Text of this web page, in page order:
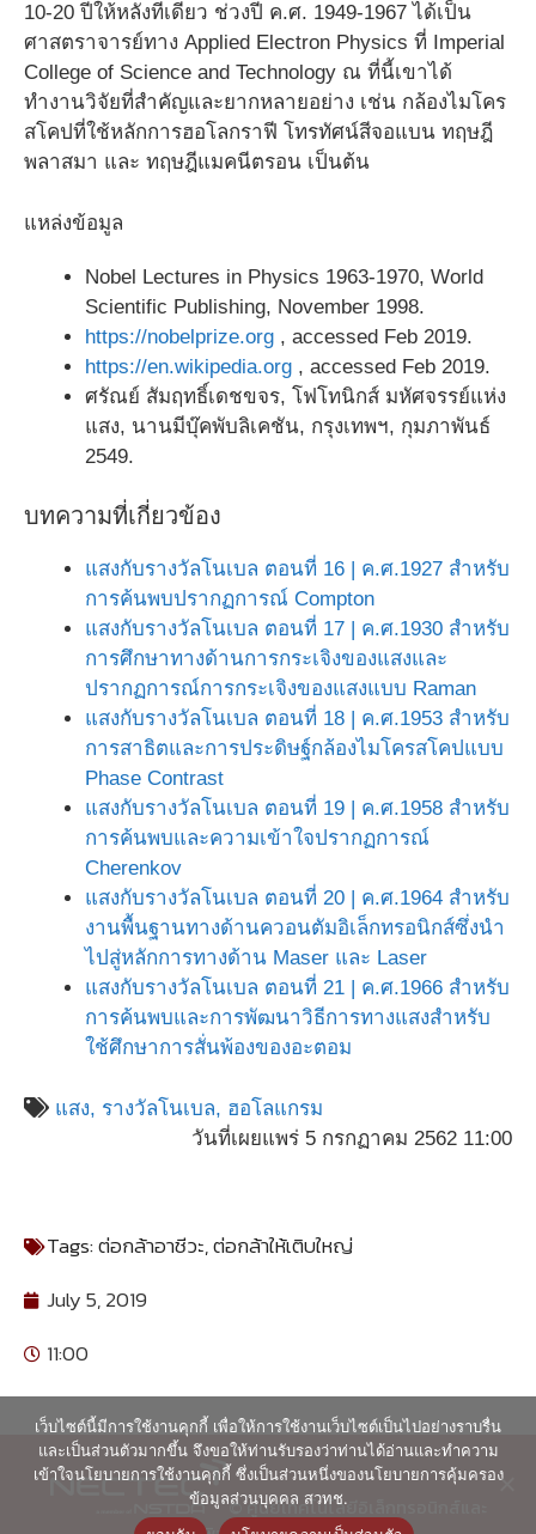
10-20 ปีให้หลังทีเดียว ช่วงปี ค.ศ. 1949-1967 ได้เป็น
ศาสตราจารย์ทาง Applied Electron Physics ที่ Imperial
College of Science and Technology ณ ที่นี้เขาได้
ทำงานวิจัยที่สำคัญและยากหลายอย่าง เช่น กล้องไมโคร
สโคปที่ใช้หลักการฮอโลกราฟี โทรทัศน์สีจอแบน ทฤษฎี
พลาสมา และ ทฤษฎีแมคนีตรอน เป็นต้น
แหล่งข้อมูล
Nobel Lectures in Physics 1963-1970, World
Scientific Publishing, November 1998.
https://nobelprize.org , accessed Feb 2019.
https://en.wikipedia.org , accessed Feb 2019.
ศรัณย์ สัมฤทธิ์เดชขจร, โฟโทนิกส์ มหัศจรรย์แห่ง
แสง, นานมีบุ๊คพับลิเคชัน, กรุงเทพฯ, กุมภาพันธ์
2549.
บทความที่เกี่ยวข้อง
แสงกับรางวัลโนเบล ตอนที่ 16 | ค.ศ.1927 สำหรับ
การค้นพบปรากฏการณ์ Compton
แสงกับรางวัลโนเบล ตอนที่ 17 | ค.ศ.1930 สำหรับ
การศึกษาทางด้านการกระเจิงของแสงและ
ปรากฏการณ์การกระเจิงของแสงแบบ Raman
แสงกับรางวัลโนเบล ตอนที่ 18 | ค.ศ.1953 สำหรับ
การสาธิตและการประดิษฐ์กล้องไมโครสโคปแบบ
Phase Contrast
แสงกับรางวัลโนเบล ตอนที่ 19 | ค.ศ.1958 สำหรับ
การค้นพบและความเข้าใจปรากฏการณ์
Cherenkov
แสงกับรางวัลโนเบล ตอนที่ 20 | ค.ศ.1964 สำหรับ
งานพื้นฐานทางด้านควอนตัมอิเล็กทรอนิกส์ซึ่งนำ
ไปสู่หลักการทางด้าน Maser และ Laser
แสงกับรางวัลโนเบล ตอนที่ 21 | ค.ศ.1966 สำหรับ
การค้นพบและการพัฒนาวิธีการทางแสงสำหรับ
ใช้ศึกษาการสั่นพ้องของอะตอม
แสง, รางวัลโนเบล, ฮอโลแกรม
วันที่เผยแพร่ 5 กรกฏาคม 2562 11:00
Tags:ต่อกล้าอาชีวะ,ต่อกล้าให้เติบใหญ่
July 5, 2019
11:00
© ศูนย์เทคโนโลยีอิเล็กทรอนิกส์และ
เว็บไซต์นี้มีการใช้งานคุกกี้ เพื่อให้การใช้งานเว็บไซต์เป็นไปอย่างราบรื่น
และเป็นส่วนตัวมากขึ้น จึงขอให้ท่านรับรองว่าท่านได้อ่านและทำความ
เข้าใจนโยบายการใช้งานคุกกี้ ซึ่งเป็นส่วนหนึ่งของนโยบายการคุ้มครอง
ข้อมูลส่วนบุคคล สวทช.